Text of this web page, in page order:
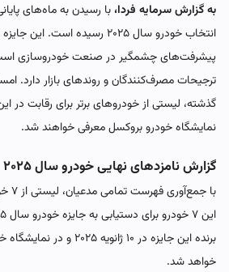
به گزارش سرمایه فردا،
انتخاب خودرو سال ۲۰۲۵ رسیده
پیشرفت‌های چشمگیر در صنعت خودروسازی است،
ترجیحات مصرف‌کنندگان و روندهای بازار دارد.
گذشته، لیستی از خودروهای برتر برای رقابت در
نمایشگاه خودرو بروکسل معرفی خواهند شد.
گزارش نامزدهای نهایی خودرو سال ۲۰۲۵
با
برنده این جایزه در ۱۰
خواهد شد.